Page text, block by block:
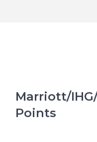
Marriott/
Points